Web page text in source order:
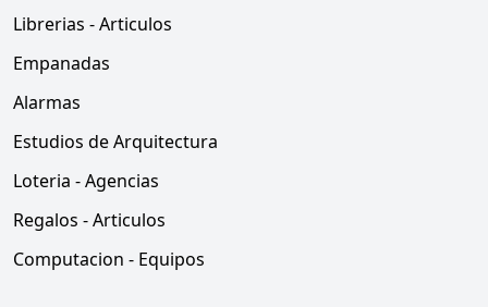
Librerias - Articulos
Empanadas
Alarmas
Estudios de Arquitectura
Loteria - Agencias
Regalos - Articulos
Computacion - Equipos